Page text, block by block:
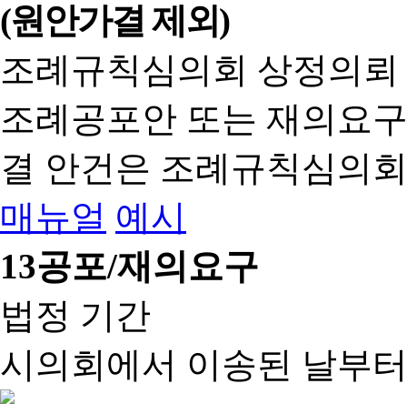
(원안가결 제외)
조례규칙심의회 상정의
조례공포안 또는 재의요
결 안건은 조례규칙심의
매뉴얼 예시
13공포/재의요구
법정 기간
시의회에서 이송된 날부